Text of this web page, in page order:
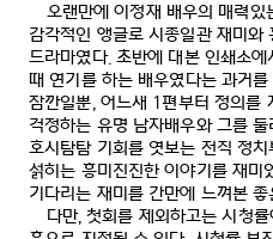
오랜만에 이정재 배우의 매력있
감각적인 앵글로 시종일관 재미와
드라마였다. 초반에 대본 인쇄소
때 연기를 하는 배우였다는 과거
잠깐일뿐, 어느새 1편부터 정의를
걱정하는 유명 남자배우와 그를
호시탐탐 기회를 엿보는 전직 정
섥히는 흥미진진한 이야기를 재미
기다리는 재미를 간만에 느껴본
다만,첫회를 제외하고는 시청